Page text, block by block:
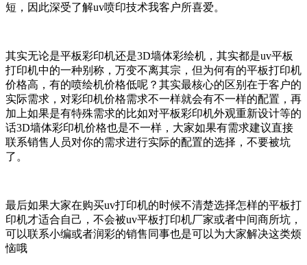
短，因此深受了解uv喷印技术我客户所喜爱。
其实无论是平板彩印机还是3D墙体彩绘机，其实都是uv平板
打印机中的一种别称，万变不离其宗，但为何有的平板打印机
价格高，有的喷绘机价格低呢？其实最核心的区别在于客户的
实际需求，对彩印机价格需求不一样就会有不一样的配置，再
加上如果是有特殊需求的比如对平板彩印机外观重新设计等的
话3D墙体彩印机价格也是不一样，大家如果有需求建议直接
联系销售人员对你的需求进行实际的配置的选择，不要被坑
了。
最后如果大家在购买uv打印机的时候不清楚选择怎样的平板打
印机才适合自己，不会被uv平板打印机厂家或者中间商所坑，
可以联系小编或者润彩的销售同事也是可以为大家解决这类烦
恼哦